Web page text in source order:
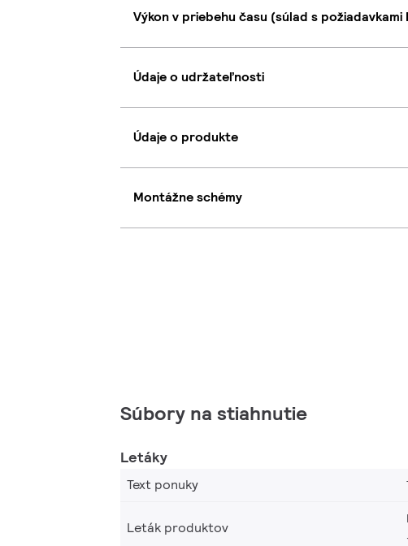
Výkon v priebehu času (súlad s požiadavkami
Údaje o udržateľnosti
Údaje o produkte
Montážne schémy
Súbory na stiahnutie
Letáky
Text ponuky
Leták produktov